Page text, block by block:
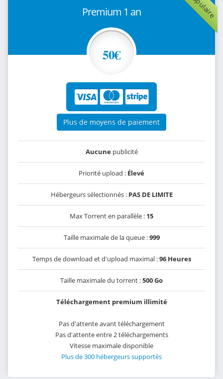
Premium 1 an
50€
Plus de moyens de paiement
Aucunepublicité
Priorité upload : Élevé
Hébergeurs sélectionnés : PAS DE LIMITE
Max Torrent en parallèle : 15
Taille maximale de la queue :999
Temps de download et d'upload maximal :96 Heures
Taille maximale du torrent :500 Go
Téléchargement premium illimité
Pas d'attente avant téléchargement
Pas d'attente entre 2 téléchargements
Vitesse maximale disponible
Plus de 300 hébergeurs supportés